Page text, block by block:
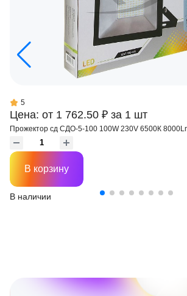
Цена: от 1 762.50 ₽ за 1 шт
5
Прожектор сд СДО-5-100 100W 230V 6500К
В наличии
В корзину